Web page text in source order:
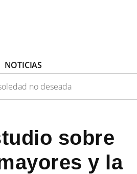
NOTICIAS
no deseada
sobre
y la